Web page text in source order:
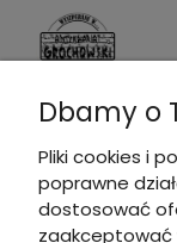
Kontakt
Informacje
Dbamy o
Pliki cookies i
poprawne
dostosować
zaakceptować